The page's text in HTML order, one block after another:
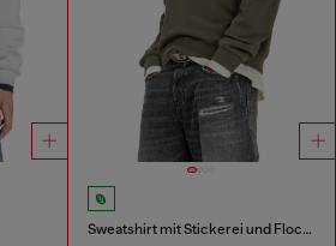
Sweatshirt mit Stickerei und Flockprint